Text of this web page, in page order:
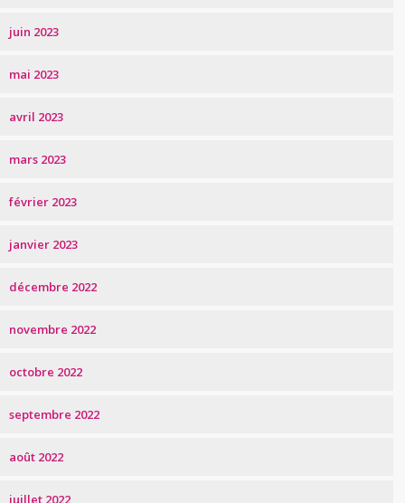
juin 2023
mai 2023
avril 2023
mars 2023
février 2023
janvier 2023
décembre 2022
novembre 2022
octobre 2022
septembre 2022
août 2022
juillet 2022